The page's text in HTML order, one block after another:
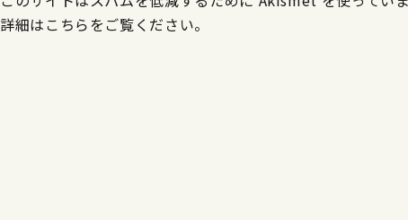
詳細はこちらをご覧ください。